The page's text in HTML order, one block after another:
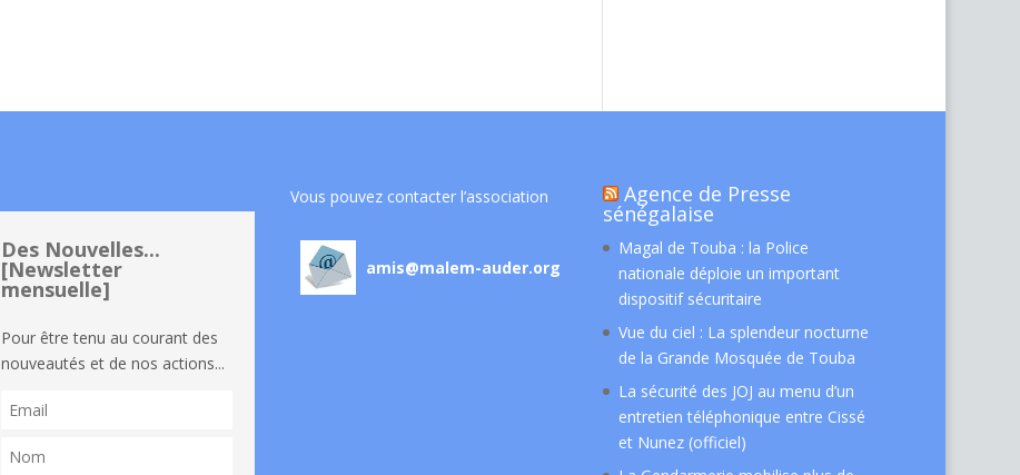
Des Nouvelles...
[Newsletter
mensuelle]
Pour être tenu au courant des
nouveautés et de nos actions...
Vous pouvez contacter l’association
amis@malem-auder.org
Agence de Presse
sénégalaise
Magal de Touba : la Police
nationale déploie un important
dispositif sécuritaire
Vue du ciel : La splendeur nocturne
de la Grande Mosquée de Touba
La sécurité des JOJ au menu d’un
entretien téléphonique entre Cissé
et Nunez (officiel)